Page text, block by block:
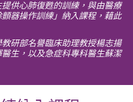
供心肺復甦的訓練，與由醫療
器操作訓練」納入課程，藉此
研部名譽臨床助理教授楊志揚
生，以及急症科專科醫生蘇潔